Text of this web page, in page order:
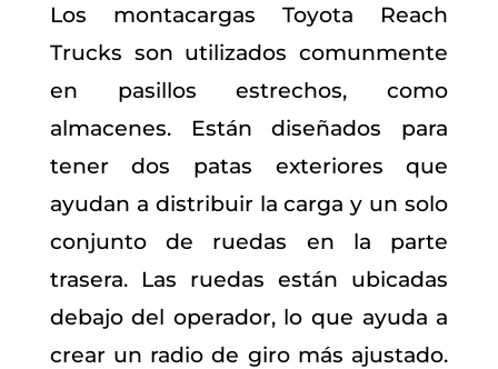
Los montacargas Toyota Reach
Trucks son utilizados comunmente
en pasillos estrechos, como
almacenes. Están diseñados para
tener dos patas exteriores que
ayudan a distribuir la carga y un solo
conjunto de ruedas en la parte
trasera. Las ruedas están ubicadas
debajo del operador, lo que ayuda a
crear un radio de giro más ajustado.